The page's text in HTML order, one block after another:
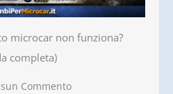
microcar non funziona?
completa)
Commento